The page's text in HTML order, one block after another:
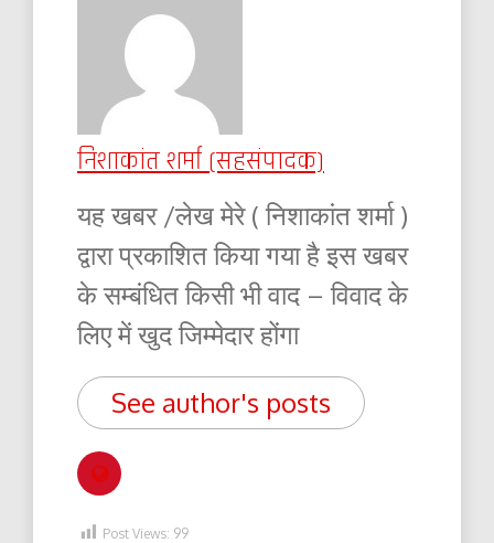
निशाकांत शर्मा (सहसंपादक)
यह खबर /लेख मेरे ( निशाकांत शर्मा )
द्वारा प्रकाशित किया गया है इस खबर
के सम्बंधित किसी भी वाद – विवाद के
लिए में खुद जिम्मेदार होंगा
See author's posts
Post Views: 99